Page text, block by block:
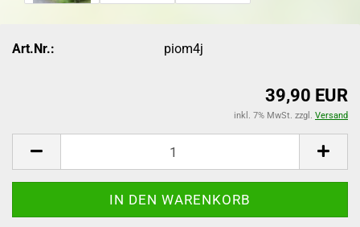
Art.Nr.: piom4j
39,90 EUR
inkl. 7% MwSt. zzgl. Versand